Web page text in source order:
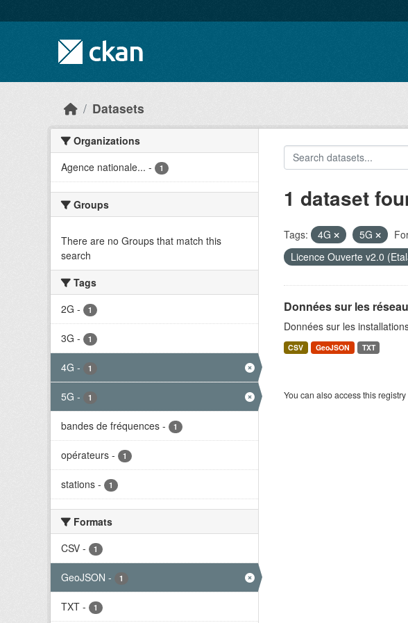
Datasets
Organizations
Agence nationale... - 1
Groups
There are no Groups that match this
search
Tags
2G - 1
3G - 1
4G - 1
5G - 1
bandes de fréquences - 1
opérateurs - 1
stations - 1
Formats
CSV - 1
GeoJSON - 1
TXT - 1
1 dataset
Tags: 4G 5G
Licence Ouverte v2.0
Données sur les
Données sur les
CSV GeoJSON TXT
You can also access this